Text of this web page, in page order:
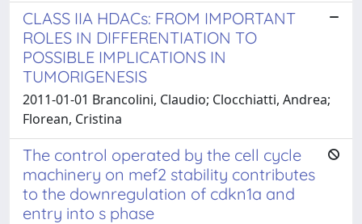
CLASS IIA HDACs: FROM IMPORTANT
ROLES IN DIFFERENTIATION TO
POSSIBLE IMPLICATIONS IN
TUMORIGENESIS
2011-01-01 Brancolini, Claudio; Clocchiatti, Andrea;
Florean, Cristina
The control operated by the cell cycle
machinery on mef2 stability contributes
to the downregulation of cdkn1a and
entry into s phase